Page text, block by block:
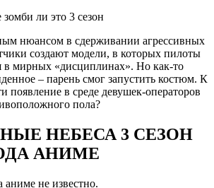
ли это 3 сезон
нюансом в сдерживании агрессивных
создают модели, в которых пилоты
в мирных «дисциплинах». Но как-то
– парень смог запустить костюм. К
появление в среде девушек-операторов
пола?
НЕБЕСА 3 СЕЗОН
АНИМЕ
не известно.